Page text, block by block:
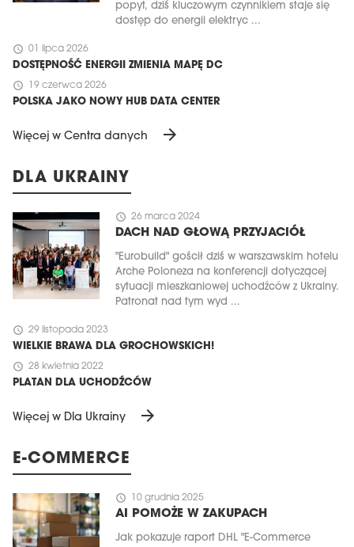
popyt, dziś kluczowym czynnikiem staje się
dostęp do energii elektryc ...
schedule 01 lipca 2026
DOSTĘPNOŚĆ ENERGII ZMIENIA MAPĘ DC
schedule 19 czerwca 2026
POLSKA JAKO NOWY HUB DATA CENTER
Więcej w Centra danych arrow_forward
DLA UKRAINY
schedule 26 marca 2024
DACH NAD GŁOWĄ PRZYJACIÓŁ
"Eurobuild" gościł dziś w warszawskim hotelu
Arche Poloneza na konferencji dotyczącej
sytuacji mieszkaniowej uchodźców z Ukrainy.
Patronat nad tym wyd ...
schedule 29 listopada 2023
WIELKIE BRAWA DLA GROCHOWSKICH!
schedule 28 kwietnia 2022
PLATAN DLA UCHODŹCÓW
Więcej w Dla Ukrainy arrow_forward
E-COMMERCE
schedule 10 grudnia 2025
AI POMOŻE W ZAKUPACH
Jak pokazuje raport DHL "E-Commerce